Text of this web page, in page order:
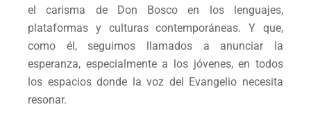
el carisma de Don Bosco en los lenguajes,
plataformas y culturas contemporáneas. Y que,
como él, seguimos llamados a anunciar la
esperanza, especialmente a los jóvenes, en todos
los espacios donde la voz del Evangelio necesita
resonar.